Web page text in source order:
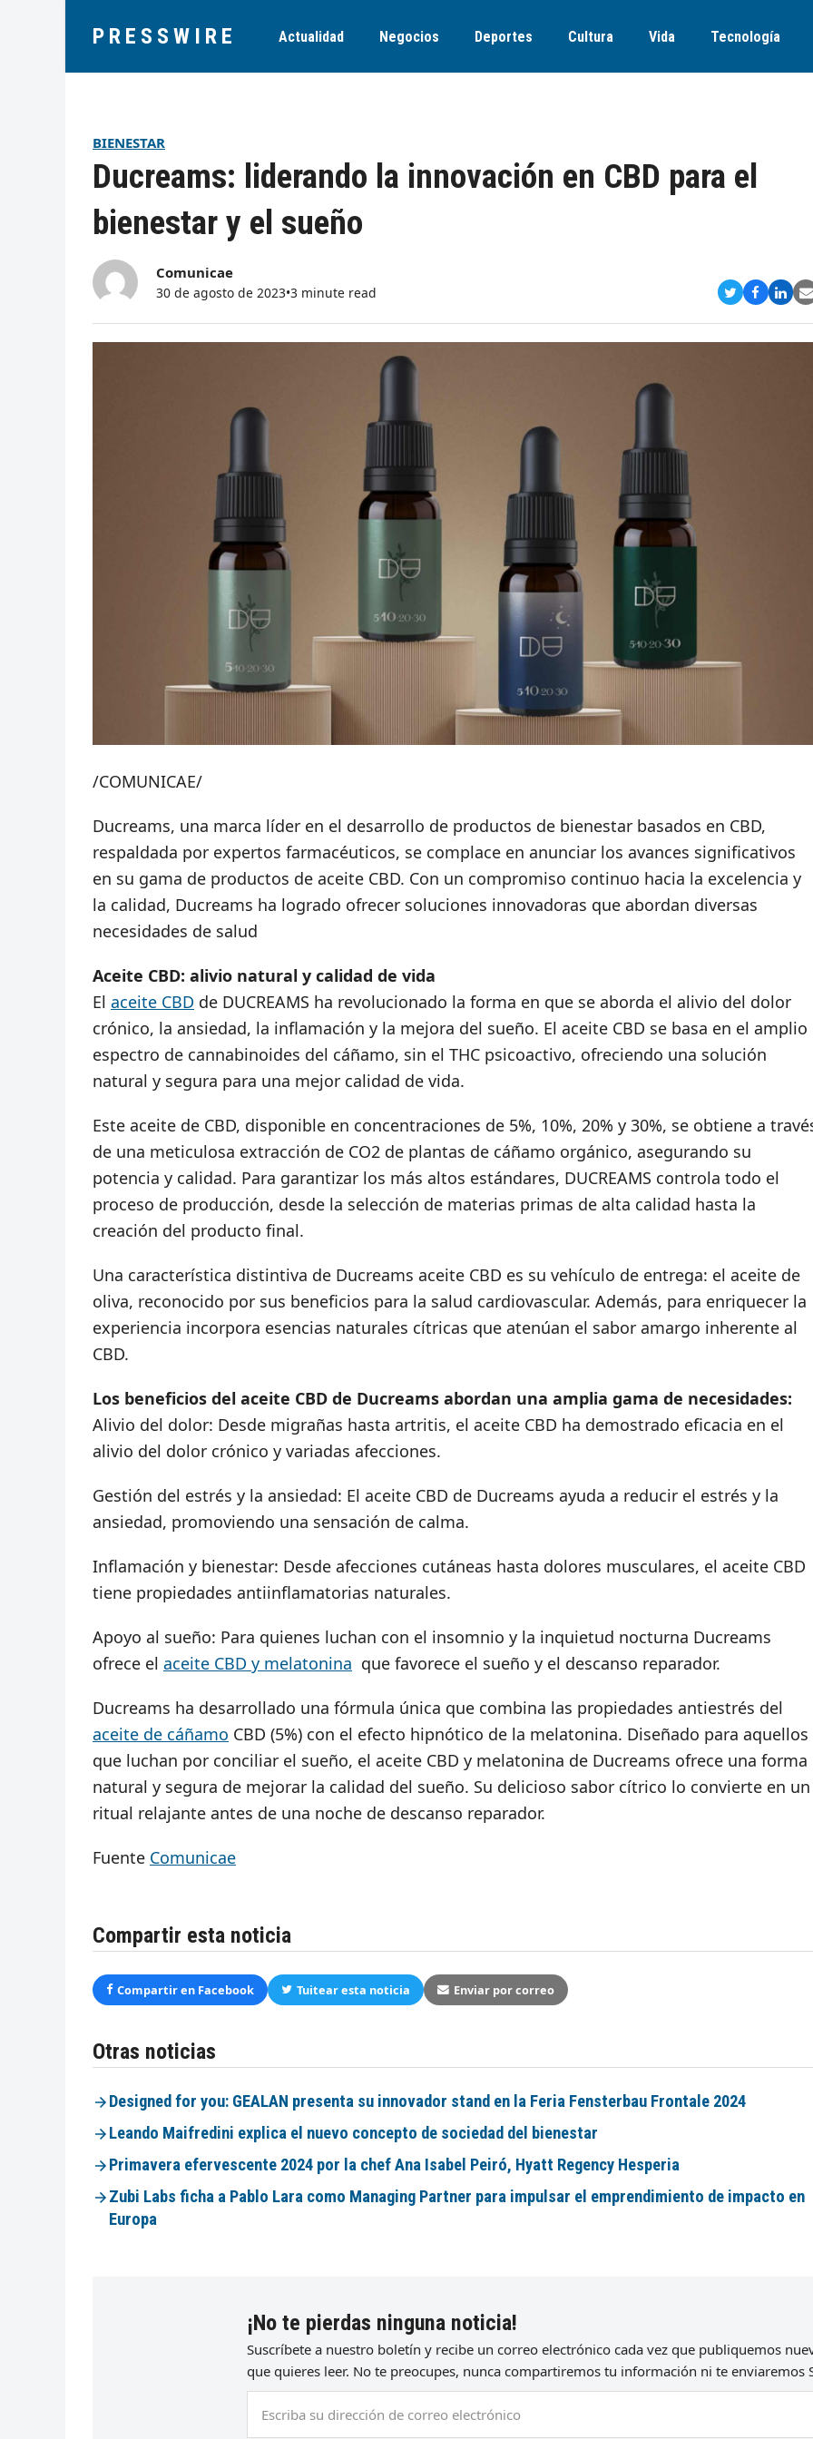
PRESSWIRE Actualidad Negocios Deportes Cultura Vida Tecnología
BIENESTAR
Ducreams: liderando la innovación en CBD para el
bienestar y el sueño
Comunicae
30 de agosto de 2023•3 minute read Compartir
Twitter
/COMUNICAE/
Ducreams, una marca líder en el desarrollo de productos de bienestar basados en CBD,
respaldada por expertos farmacéuticos, se complace en anunciar los avances significativos
en su gama de productos de aceite CBD. Con un compromiso continuo hacia la excelencia y
la calidad, Ducreams ha logrado ofrecer soluciones innovadoras que abordan diversas
necesidades de salud
Aceite CBD: alivio natural y calidad de vida
El aceite CBD de DUCREAMS ha revolucionado la forma en que se aborda el alivio del dolor
crónico, la ansiedad, la inflamación y la mejora del sueño. El aceite CBD se basa en el amplio
espectro de cannabinoides del cáñamo, sin el THC psicoactivo, ofreciendo una solución
natural y segura para una mejor calidad de vida.
Este aceite de CBD, disponible en concentraciones de 5%, 10%, 20% y 30%, se obtiene a
de una meticulosa extracción de CO2 de plantas de cáñamo orgánico, asegurando su
potencia y calidad. Para garantizar los más altos estándares, DUCREAMS controla todo el
proceso de producción, desde la selección de materias primas de alta calidad hasta la
creación del producto final.
Una característica distintiva de Ducreams aceite CBD es su vehículo de entrega: el aceite de
oliva, reconocido por sus beneficios para la salud cardiovascular. Además, para enriquecer la
experiencia incorpora esencias naturales cítricas que atenúan el sabor amargo inherente al
CBD.
Los beneficios del aceite CBD de Ducreams abordan una amplia gama de necesidades:
Alivio del dolor: Desde migrañas hasta artritis, el aceite CBD ha demostrado eficacia en el
alivio del dolor crónico y variadas afecciones.
Gestión del estrés y la ansiedad: El aceite CBD de Ducreams ayuda a reducir el estrés y la
ansiedad, promoviendo una sensación de calma.
Inflamación y bienestar: Desde afecciones cutáneas hasta dolores musculares, el aceite CBD
tiene propiedades antiinflamatorias naturales.
Apoyo al sueño: Para quienes luchan con el insomnio y la inquietud nocturna Ducreams
ofrece el aceite CBD y melatonina que favorece el sueño y el descanso reparador.
Ducreams ha desarrollado una fórmula única que combina las propiedades antiestrés del
aceite de cáñamo CBD (5%) con el efecto hipnótico de la melatonina. Diseñado para aquellos
que luchan por conciliar el sueño, el aceite CBD y melatonina de Ducreams ofrece una forma
natural y segura de mejorar la calidad del sueño. Su delicioso sabor cítrico lo convierte en un
ritual relajante antes de una noche de descanso reparador.
Fuente Comunicae
Compartir esta noticia
Compartir en Facebook Tuitear esta noticia Enviar por correo
Otras noticias
Designed for you: GEALAN presenta su innovador stand en la Feria Fensterbau Frontale 2024
Leando Maifredini explica el nuevo concepto de sociedad del bienestar
Primavera efervescente 2024 por la chef Ana Isabel Peiró, Hyatt Regency Hesperia
Zubi Labs ficha a Pablo Lara como Managing Partner para impulsar el emprendimiento de impacto en
Europa
¡No te pierdas ninguna noticia!
Suscríbete a nuestro boletín y recibe un correo electrónico cada vez que publiquemos
que quieres leer. No te preocupes, nunca compartiremos tu información ni te enviaremos